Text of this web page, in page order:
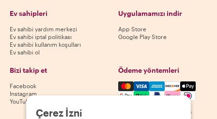
Ev sahipleri
Ev sahibi yardım merkezi
Ev sahibi iptal politikası
Ev sahibi kullanım koşulları
Ev sahibi ol
Uygulamamızı indir
App Store
Google Play Store
Bizi takip et
Facebook
Instagram
YouTube
Ödeme yöntemleri
Mastercard, Visa, Amex,
Kullanılabilirlik destinasyona göre değişir
Çerez İzni